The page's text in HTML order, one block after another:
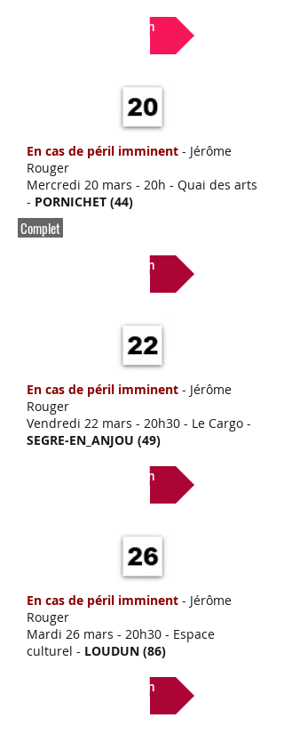
Lien
En cas de péril imminent - Jérôme
Rouger
Mercredi 20 mars - 20h - Quai des arts
- PORNICHET (44)
Complet
Lien
En cas de péril imminent - Jérôme
Rouger
Vendredi 22 mars - 20h30 - Le Cargo -
SEGRE-EN_ANJOU (49)
Lien
En cas de péril imminent - Jérôme
Rouger
Mardi 26 mars - 20h30 - Espace
culturel - LOUDUN (86)
Lien